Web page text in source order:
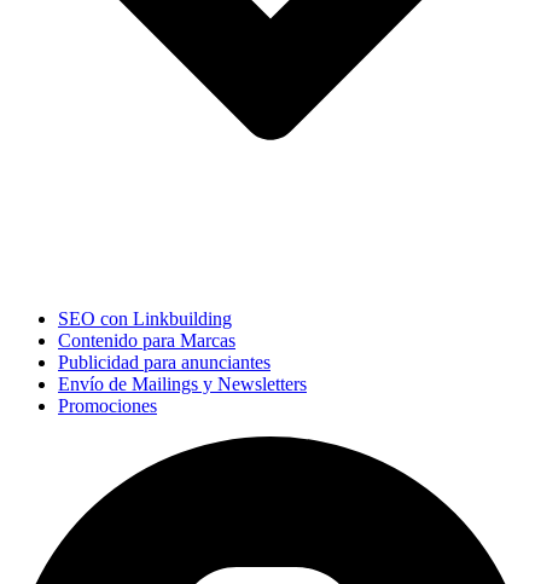
SEO con Linkbuilding
Contenido para Marcas
Publicidad para anunciantes
Envío de Mailings y Newsletters
Promociones